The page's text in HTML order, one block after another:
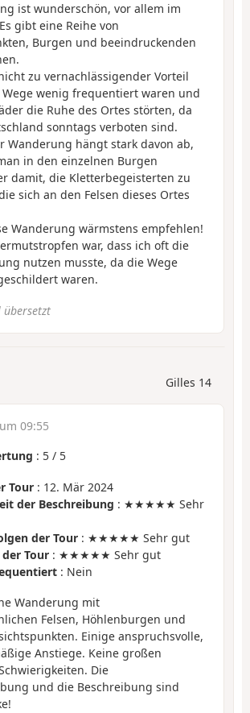
ist wunderschön, vor allem im
gibt eine Reihe von
Burgen und beeindruckenden
zu vernachlässigender Vorteil
Wege wenig frequentiert waren und
die Ruhe des Ortes störten, da
sonntags verboten sind.
Wanderung hängt stark davon ab,
in den einzelnen Burgen
damit, die Kletterbegeisterten zu
sich an den Felsen dieses Ortes
Wanderung wärmstens empfehlen!
war, dass ich oft die
nutzen musste, da die Wege
waren.
übersetzt
Gilles 14
09:55
: 5 / 5
Tour : 12. Mär 2024
der Beschreibung : ★★★★★ Sehr
der Tour : ★★★★★ Sehr gut
Tour : ★★★★★ Sehr gut
: Nein
Wanderung mit
Felsen, Höhlenburgen und
Einige anspruchsvolle,
Anstiege. Keine großen
Die
und die Beschreibung sind